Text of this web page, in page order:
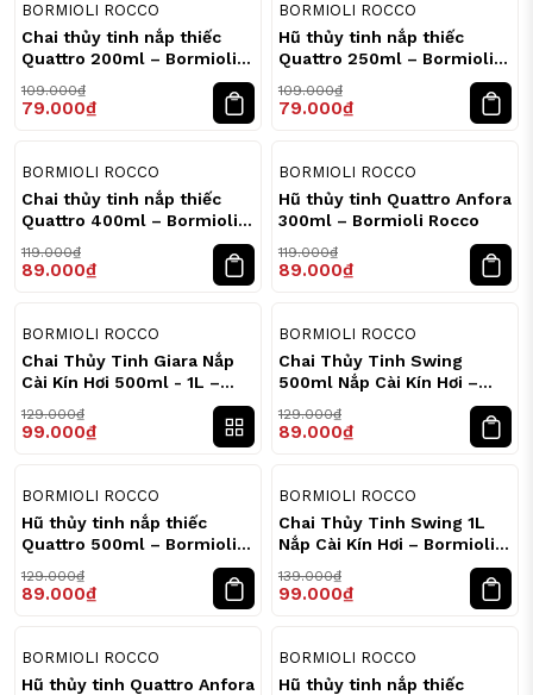
Các thương hiệu châu Âu như: Bormioli Rocco
và Duralex đều sản xuất theo tiêu chuẩn nghiêm ngặt
về an toàn thực phẩm.
(Ảnh 2: Vì Sao Nên Bảo Quản Thực Phẩm Bằng Thủy
Tinh?)
So Sánh Thủy Tinh Và Nhựa Trong
Khi bảo quản thực phẩm, thủy tinh và nhựa đều phổ
biến nhưng có sự khác biệt rõ ràng.
Thủy tinh an toàn hơn khi tiếp xúc nhiệt, không hấp
thụ mùi, không giữ màu thực phẩm và có tuổi thọ sử
tụ và dễ vệ sinh.
BORMIOLI ROCCO
Chai thủy tinh nắp thiếc
Quattro 200ml – Bormioli
109.000₫
79.000₫
BORMIOLI ROCCO
Hũ thủy tinh nắp thiếc
Quattro 250ml – Bormioli
109.000₫
79.000₫
BORMIOLI ROCCO
Chai thủy tinh nắp thiếc
Quattro 400ml – Bormioli
119.000₫
89.000₫
BORMIOLI ROCCO
Hũ thủy tinh Quattro Anfora
300ml – Bormioli Rocco
119.000₫
89.000₫
BORMIOLI ROCCO
Chai Thủy Tinh Giara Nắp
Cài Kín Hơi 500ml - 1L –
Bormioli Rocco
129.000₫
99.000₫
BORMIOLI ROCCO
Chai Thủy Tinh Swing
500ml Nắp Cài Kín Hơi –
Bormioli Rocco
129.000₫
89.000₫
BORMIOLI ROCCO
Hũ thủy tinh nắp thiếc
Quattro 500ml – Bormioli
129.000₫
89.000₫
BORMIOLI ROCCO
Chai Thủy Tinh Swing 1L
Nắp Cài Kín Hơi – Bormioli
139.000₫
99.000₫
BORMIOLI ROCCO
Hũ thủy tinh Quattro Anfora
BORMIOLI ROCCO
Hũ thủy tinh nắp thiếc